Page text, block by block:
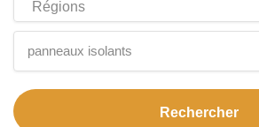
panneaux isolants